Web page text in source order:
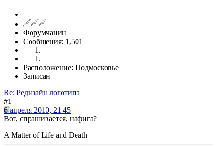
Форумчанин
Сообщения: 1,501
Расположение: Подмосковье
Записан
Re: Редизайн логотипа
#1
6 апреля 2010, 21:45
Вот, спрашивается, нафига?
A Matter of Life and Death